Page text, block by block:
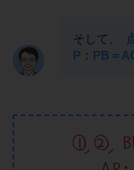
そして、
P：PB＝